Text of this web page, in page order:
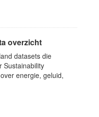
overzicht
datasets die
Sustainability
energie, geluid,